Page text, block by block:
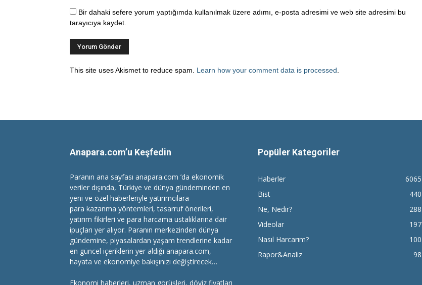
Bir dahaki sefere yorum yaptığımda kullanılmak üzere adımı, e-posta adresimi ve web site adresimi bu
tarayıcıya kaydet.
This site uses Akismet to reduce spam. Learn how your comment data is processed
Anapara.com’u Keşfedin
Paranın ana sayfası anapara.com ’da ekonomik
veriler dışında, Türkiye ve dünya gündeminden en
yeni ve özel haberleriyle yatırımcılara
para kazanma yöntemleri, tasarruf önerileri,
yatırım fikirleri ve para harcama ustalıklarına dair
ipuçları yer alıyor. Paranın merkezinden dünya
gündemine, piyasalardan yaşam trendlerine kadar
en güncel içeriklerin yer aldığı anapara.com,
hayata ve ekonomiye bakışınızı değiştirecek…
Ekonomi haberleri, uzman görüşleri, döviz fiyatları
Popüler Kategoriler
Haberler
6065
Bist
440
Ne, Nedir?
288
Videolar
197
Nasıl Harcarım?
100
Rapor&Analiz
98